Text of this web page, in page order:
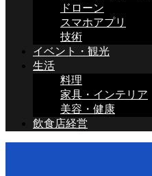
ドローン
スマホアプリ
技術
イベント・観光
生活
料理
家具・インテリア
美容・健康
飲食店経営